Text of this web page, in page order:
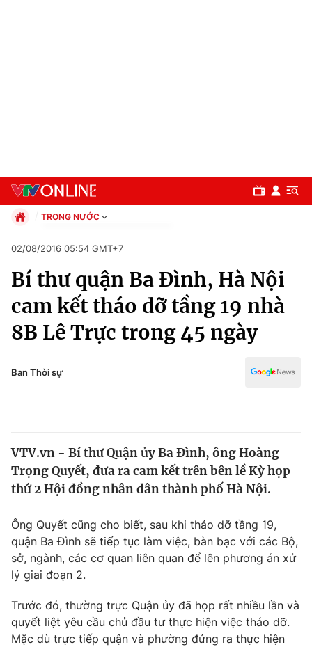
Chuyên mục
Chính trị
Thế giới
Thế giới đó đây
Câu chuyện quốc tế
Kinh tế
Tài chính
Thị trường
Góc doanh nghiệp
Dữ liệu và đời sống
Truyền hình
Phim VTV
Giải trí
TRONG NƯỚC
Xã hội
Pháp luật
Kinh tế
Thể thao
Truyền hình
Văn hóa - Giải trí
Đời sống
02/08/2016 05:54 GMT+7
Bí thư quận Ba Đình, Hà Nội
cam kết tháo dỡ tầng 19 nhà
8B Lê Trực trong 45 ngày
Ban Thời sự
VTV.vn - Bí thư Quận ủy Ba Đình, ông Hoàng
Trọng Quyết, đưa ra cam kết trên bên lề Kỳ họp
thứ 2 Hội đồng nhân dân thành phố Hà Nội.
Ông Quyết cũng cho biết, sau khi tháo dỡ tầng 19,
quận Ba Đình sẽ tiếp tục làm việc, bàn bạc với các Bộ,
sở, ngành, các cơ quan liên quan để lên phương án xử
lý giai đoạn 2.
Trước đó, thường trực Quận ủy đã họp rất nhiều lần và
quyết liệt yêu cầu chủ đầu tư thực hiện việc tháo dỡ.
Mặc dù trực tiếp quận và phường đứng ra thực hiện